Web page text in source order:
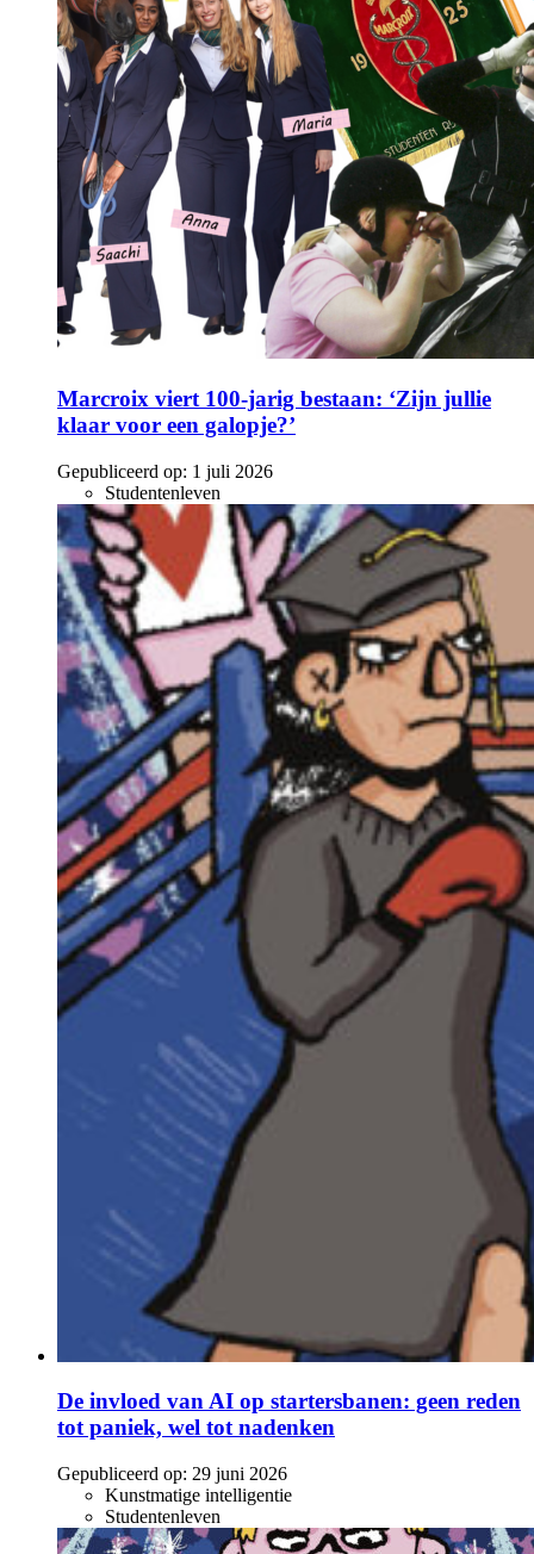
Marcroix viert 100-jarig bestaan: ‘Zijn jullie
klaar voor een galopje?’
Gepubliceerd op: 1 juli 2026
Studentenleven
De invloed van AI op startersbanen: geen reden
tot paniek, wel tot nadenken
Gepubliceerd op: 29 juni 2026
Kunstmatige intelligentie
Studentenleven